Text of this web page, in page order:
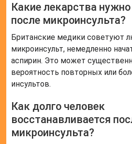
Какие лекарства
после микроинсульта?
Британские медики советуют
микроинсульт, немедленно
аспирин. Это может
вероятность повторных или
инсультов.
Как долго человек
восстанавливается
микроинсульта?